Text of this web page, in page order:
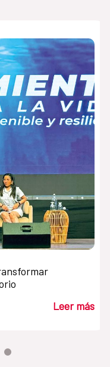
Leer más
el carrusel hasta su
el carrusel hasta su
Desplaza el carrusel